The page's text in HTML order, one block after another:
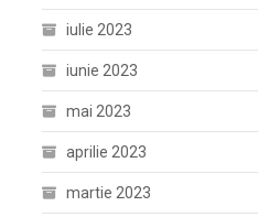
iulie 2023
iunie 2023
mai 2023
aprilie 2023
martie 2023